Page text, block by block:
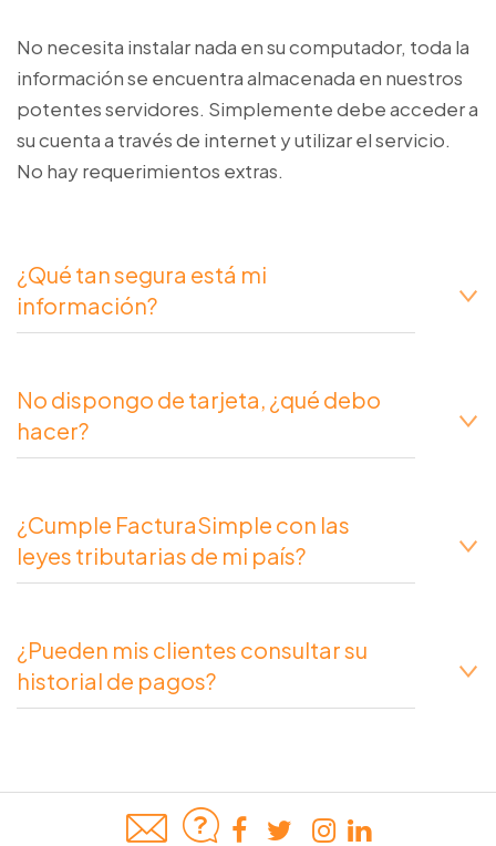
No necesita instalar nada en su computador, toda la
información se encuentra almacenada en nuestros
potentes servidores. Simplemente debe acceder a
su cuenta a través de internet y utilizar el servicio.
No hay requerimientos extras.
¿Qué tan segura está mi
información?
No dispongo de tarjeta, ¿qué debo
hacer?
¿Cumple FacturaSimple con las
leyes tributarias de mi país?
¿Pueden mis clientes consultar su
historial de pagos?